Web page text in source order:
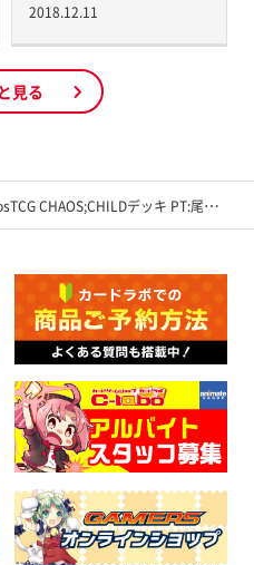
2018.12.11
見る
CHAOS;CHILDデッキ PT:尾上 世莉架